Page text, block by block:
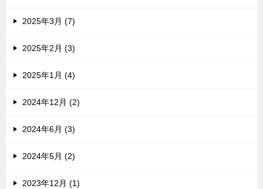
2025年3月 (7)
2025年2月 (3)
2025年1月 (4)
2024年12月 (2)
2024年6月 (3)
2024年5月 (2)
2023年12月 (1)